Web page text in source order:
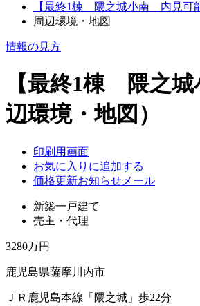
【最終1棟 隈之城小南 内見可
周辺環境・地図
情報の見方
【最終1棟 隈之
辺環境・地図）
印刷用画面
お気に入りに追加する
価格更新お知らせメール
新築一戸建て
売主・代理
3280万円
鹿児島県薩摩川内市
ＪＲ鹿児島本線「隈之城」歩22分